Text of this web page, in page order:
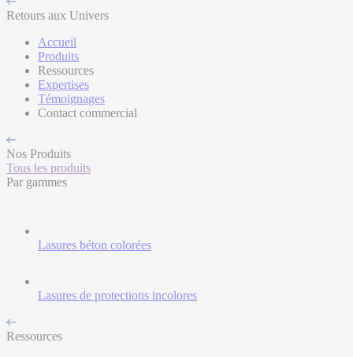
Retours aux Univers
Accueil
Produits
Ressources
Expertises
Témoignages
Contact commercial
Nos Produits
Tous les produits
Par gammes
Lasures béton colorées
Lasures de protections incolores
Ressources